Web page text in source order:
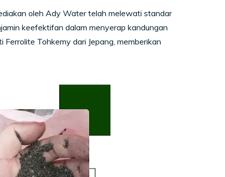
oleh Ady Water telah melewati standar
keefektifan dalam menyerap kandungan
Tohkemy dari Jepang, memberikan